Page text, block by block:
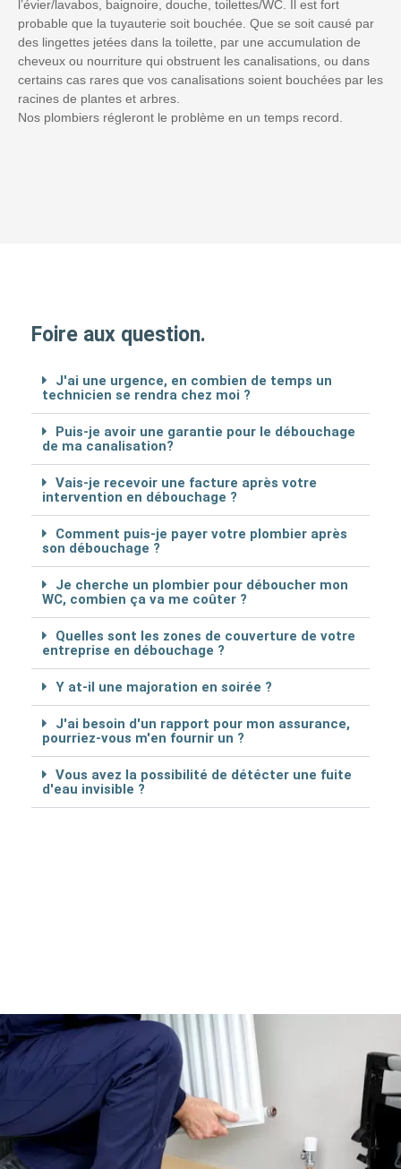
l’évier/lavabos, baignoire, douche, toilettes/WC. Il est fort
probable que la tuyauterie soit bouchée. Que se soit causé par
des lingettes jetées dans la toilette, par une accumulation de
cheveux ou nourriture qui obstruent les canalisations, ou dans
certains cas rares que vos canalisations soient bouchées par les
racines de plantes et arbres.
Nos plombiers régleront le problème en un temps record.
Foire aux question.
J'ai une urgence, en combien de temps un
technicien se rendra chez moi ?
Puis-je avoir une garantie pour le débouchage
de ma canalisation?
Vais-je recevoir une facture après votre
intervention en débouchage ?
Comment puis-je payer votre plombier après
son débouchage ?
Je cherche un plombier pour déboucher mon
WC, combien ça va me coûter ?
Quelles sont les zones de couverture de votre
entreprise en débouchage ?
Y at-il une majoration en soirée ?
J'ai besoin d'un rapport pour mon assurance,
pourriez-vous m'en fournir un ?
Vous avez la possibilité de détécter une fuite
d'eau invisible ?